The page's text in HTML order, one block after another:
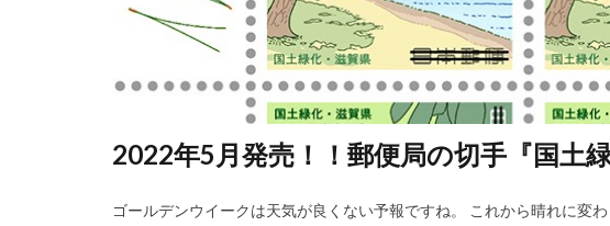
2022年5月発売！！郵便局の切手『国土
ゴールデンウイークは天気が良くない予報ですね。 これから晴れに変